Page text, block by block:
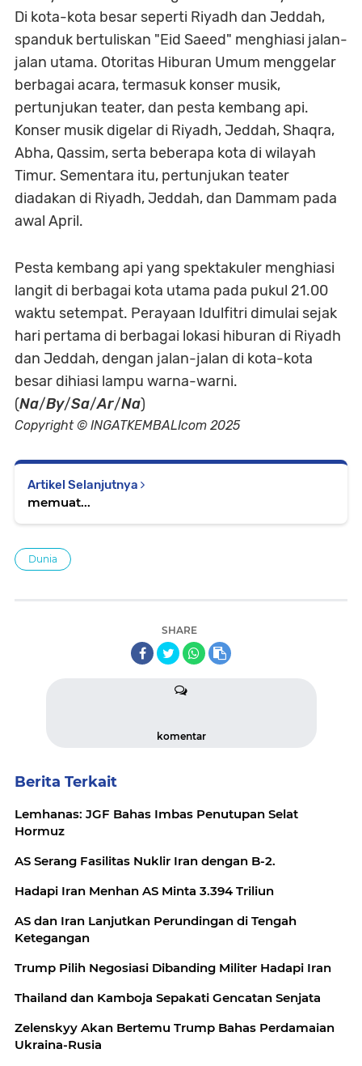
Di kota-kota besar seperti Riyadh dan Jeddah,
spanduk bertuliskan "Eid Saeed" menghiasi jalan-
jalan utama. Otoritas Hiburan Umum menggelar
berbagai acara, termasuk konser musik,
pertunjukan teater, dan pesta kembang api.
Konser musik digelar di Riyadh, Jeddah, Shaqra,
Abha, Qassim, serta beberapa kota di wilayah
Timur. Sementara itu, pertunjukan teater
diadakan di Riyadh, Jeddah, dan Dammam pada
awal April.
Pesta kembang api yang spektakuler menghiasi
langit di berbagai kota utama pada pukul 21.00
waktu setempat. Perayaan Idulfitri dimulai sejak
hari pertama di berbagai lokasi hiburan di Riyadh
dan Jeddah, dengan jalan-jalan di kota-kota
besar dihiasi lampu warna-warni.
(Na/By/Sa/Ar/Na)
Copyright © INGATKEMBALIcom 2025
Artikel Selanjutnya
memuat...
Dunia
SHARE
komentar
Berita Terkait
Lemhanas: JGF Bahas Imbas Penutupan Selat
Hormuz
AS Serang Fasilitas Nuklir Iran dengan B-2.
Hadapi Iran Menhan AS Minta 3.394 Triliun
AS dan Iran Lanjutkan Perundingan di Tengah
Ketegangan
Trump Pilih Negosiasi Dibanding Militer Hadapi Iran
Thailand dan Kamboja Sepakati Gencatan Senjata
Zelenskyy Akan Bertemu Trump Bahas Perdamaian
Ukraina-Rusia